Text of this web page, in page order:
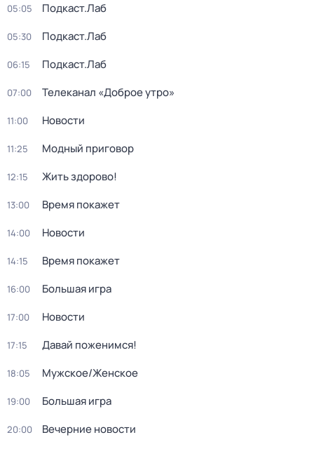
05:05 Подкаст.Лаб
05:30 Подкаст.Лаб
06:15 Подкаст.Лаб
07:00 Телеканал «Доброе утро»
11:00 Новости
11:25 Модный приговор
12:15 Жить здорово!
13:00 Время покажет
14:00 Новости
14:15 Время покажет
16:00 Большая игра
17:00 Новости
17:15 Давай поженимся!
18:05 Мужское/Женское
19:00 Большая игра
20:00 Вечерние новости